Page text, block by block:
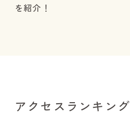
を紹介！
アクセスランキング